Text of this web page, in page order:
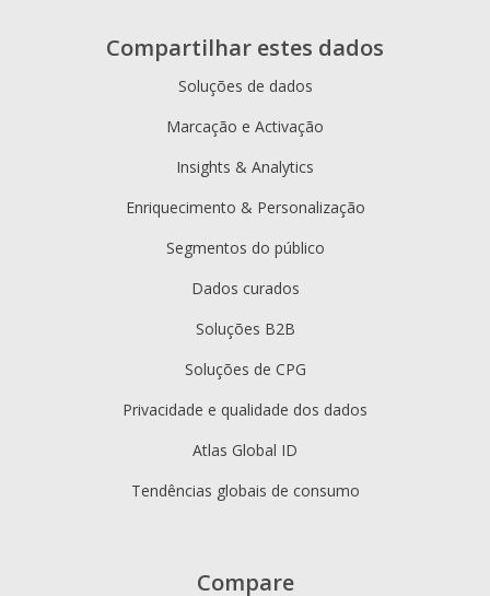
Compartilhar estes dados
Soluções de dados
Marcação e Activação
Insights & Analytics
Enriquecimento & Personalização
Segmentos do público
Dados curados
Soluções B2B
Soluções de CPG
Privacidade e qualidade dos dados
Atlas Global ID
Tendências globais de consumo
Compare